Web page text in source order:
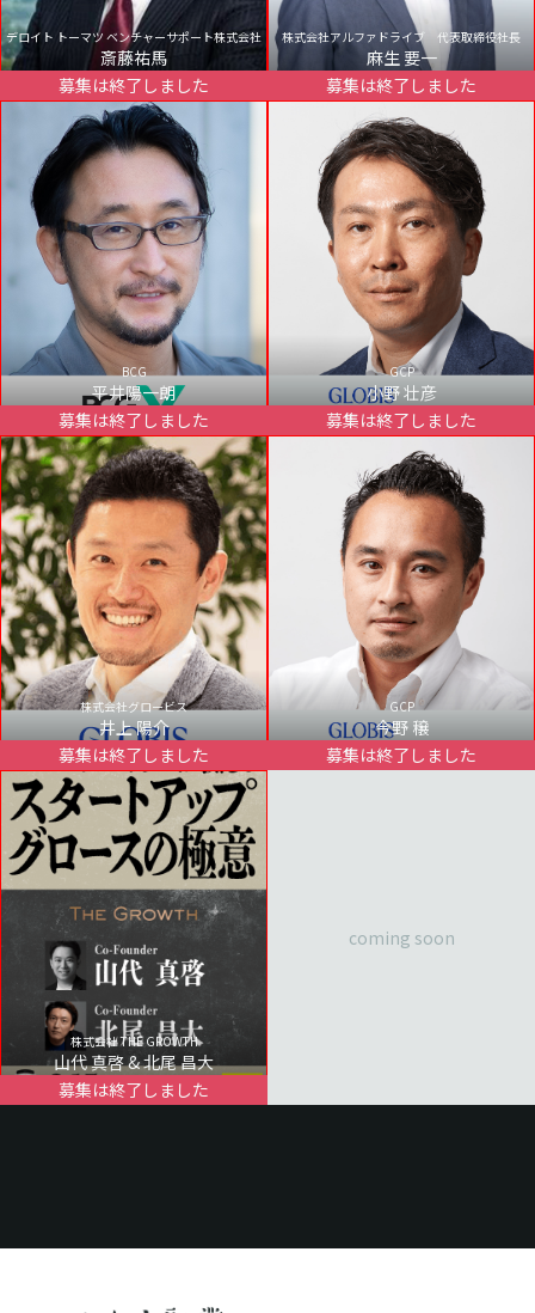
デロイト トーマツ ベンチャーサポート株式会社
斎藤祐馬
募集は終了しました
株式会社アルファドライブ 代表取締役社長
麻生 要一
募集は終了しました
BCG
平井陽一朗
募集は終了しました
GCP
小野 壮彦
募集は終了しました
株式会社グロービス
井上 陽介
募集は終了しました
GCP
今野 穣
募集は終了しました
株式会社 THE GROWTH
山代 真啓 & 北尾 昌大
募集は終了しました
coming soon